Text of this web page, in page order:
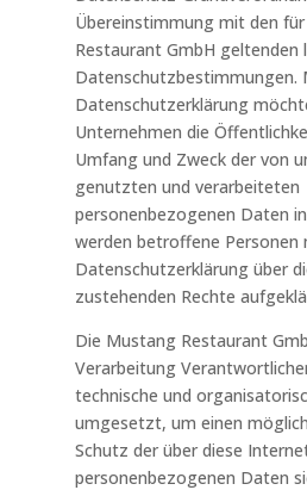
Übereinstimmung mit den
Restaurant GmbH geltenden
Datenschutzbestimmungen.
Datenschutzerklärung
Unternehmen die
Umfang und Zweck der von
genutzten und verarbeiteten
personenbezogenen Daten
werden betroffene Personen
Datenschutzerklärung über
zustehenden Rechte
Die Mustang Restaurant
Verarbeitung
technische und
umgesetzt, um einen
Schutz der über diese
personenbezogenen Daten